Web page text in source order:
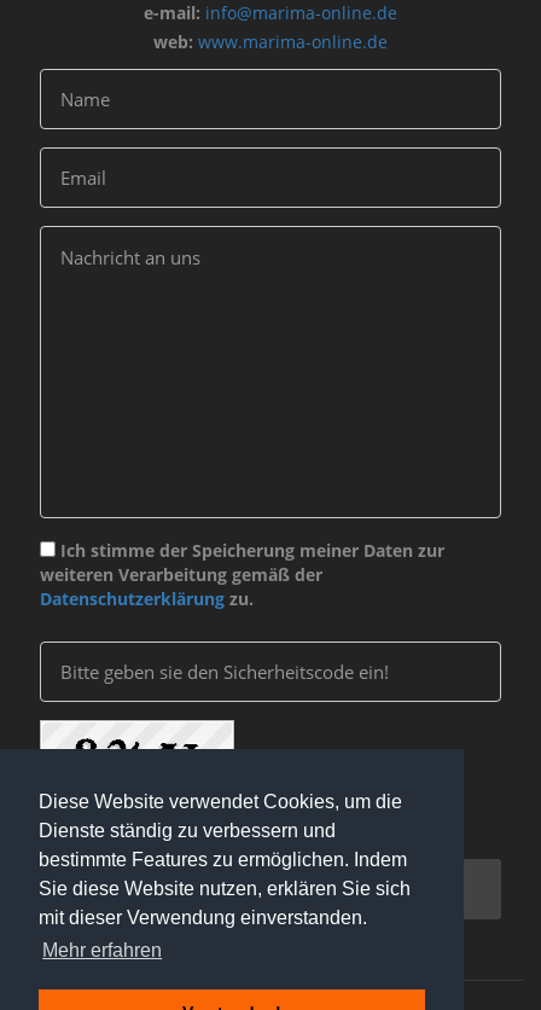
Diese Website verwendet Cookies, um die
Dienste ständig zu verbessern und
bestimmte Features zu ermöglichen. Indem
Sie diese Website nutzen, erklären Sie sich
mit dieser Verwendung einverstanden.
Mehr erfahren
e-mail: info@marima-online.de
web: www.marima-online.de
Ich stimme der Speicherung meiner Daten zur
weiteren Verarbeitung gemäß der
Datenschutzerklärung zu.
ABSCHICKEN